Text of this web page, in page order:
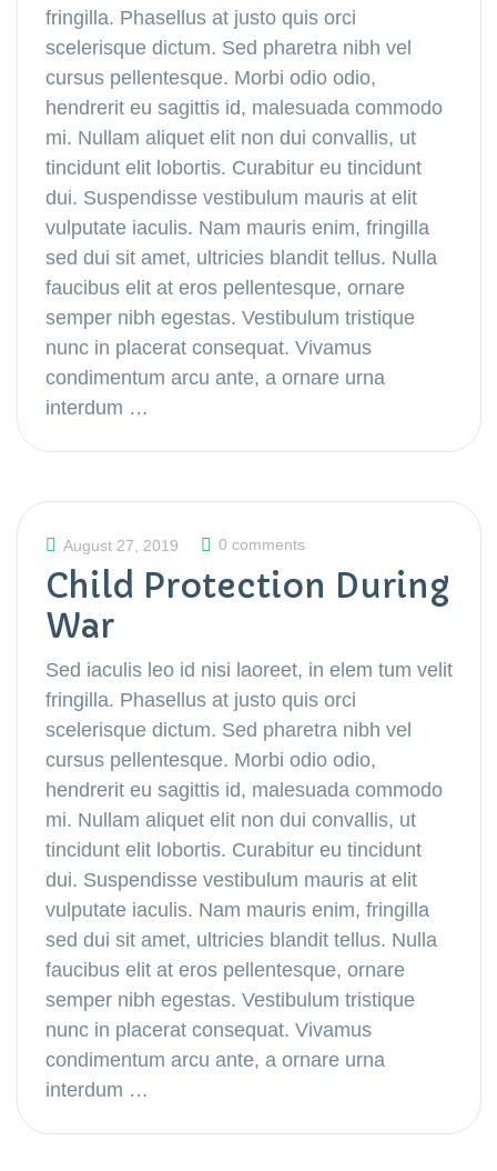
fringilla. Phasellus at justo quis orci
scelerisque dictum. Sed pharetra nibh vel
cursus pellentesque. Morbi odio odio,
hendrerit eu sagittis id, malesuada commodo
mi. Nullam aliquet elit non dui convallis, ut
tincidunt elit lobortis. Curabitur eu tincidunt
dui. Suspendisse vestibulum mauris at elit
vulputate iaculis. Nam mauris enim, fringilla
sed dui sit amet, ultricies blandit tellus. Nulla
faucibus elit at eros pellentesque, ornare
semper nibh egestas. Vestibulum tristique
nunc in placerat consequat. Vivamus
condimentum arcu ante, a ornare urna
interdum …
August 27, 2019 0 comments
Child Protection During
War
Sed iaculis leo id nisi laoreet, in elem tum velit
fringilla. Phasellus at justo quis orci
scelerisque dictum. Sed pharetra nibh vel
cursus pellentesque. Morbi odio odio,
hendrerit eu sagittis id, malesuada commodo
mi. Nullam aliquet elit non dui convallis, ut
tincidunt elit lobortis. Curabitur eu tincidunt
dui. Suspendisse vestibulum mauris at elit
vulputate iaculis. Nam mauris enim, fringilla
sed dui sit amet, ultricies blandit tellus. Nulla
faucibus elit at eros pellentesque, ornare
semper nibh egestas. Vestibulum tristique
nunc in placerat consequat. Vivamus
condimentum arcu ante, a ornare urna
interdum …